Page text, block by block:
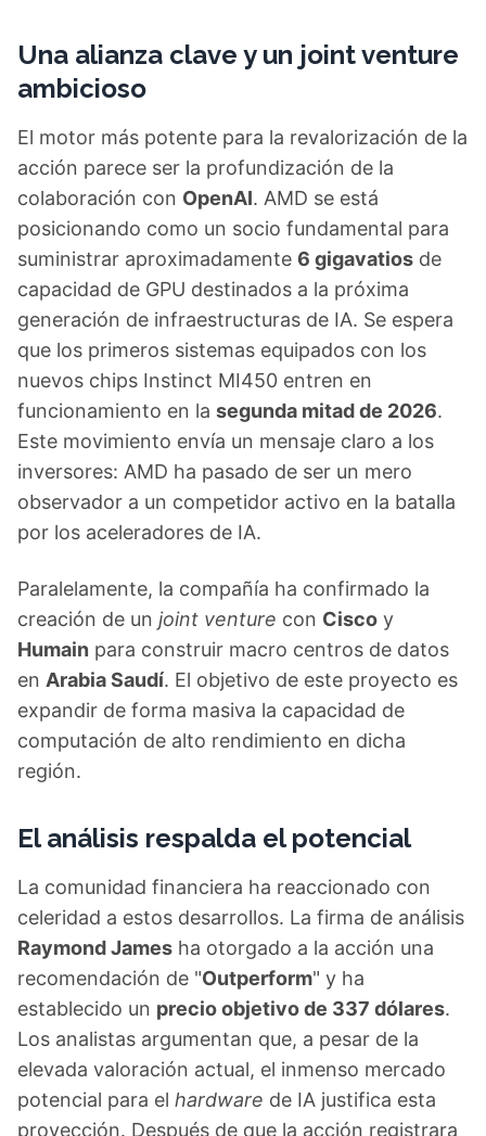
Una alianza clave y un joint venture
ambicioso
El motor más potente para la revalorización de la
acción parece ser la profundización de la
colaboración con OpenAI. AMD se está
posicionando como un socio fundamental para
suministrar aproximadamente 6 gigavatios de
capacidad de GPU destinados a la próxima
generación de infraestructuras de IA. Se espera
que los primeros sistemas equipados con los
nuevos chips Instinct MI450 entren en
funcionamiento en la segunda mitad de 2026.
Este movimiento envía un mensaje claro a los
inversores: AMD ha pasado de ser un mero
observador a un competidor activo en la batalla
por los aceleradores de IA.
Paralelamente, la compañía ha confirmado la
creación de un joint venture con Cisco y
Humain para construir macro centros de datos
en Arabia Saudí. El objetivo de este proyecto es
expandir de forma masiva la capacidad de
computación de alto rendimiento en dicha
región.
El análisis respalda el potencial
La comunidad financiera ha reaccionado con
celeridad a estos desarrollos. La firma de análisis
Raymond James ha otorgado a la acción una
recomendación de "Outperform" y ha
establecido un precio objetivo de 337 dólares.
Los analistas argumentan que, a pesar de la
elevada valoración actual, el inmenso mercado
potencial para el hardware de IA justifica esta
proyección. Después de que la acción registrara